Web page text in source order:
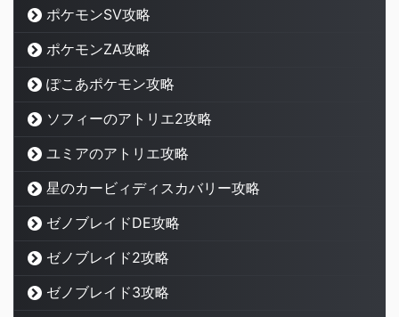
ポケモンSV攻略
ポケモンZA攻略
ぽこあポケモン攻略
ソフィーのアトリエ2攻略
ユミアのアトリエ攻略
星のカービィディスカバリー攻略
ゼノブレイドDE攻略
ゼノブレイド2攻略
ゼノブレイド3攻略